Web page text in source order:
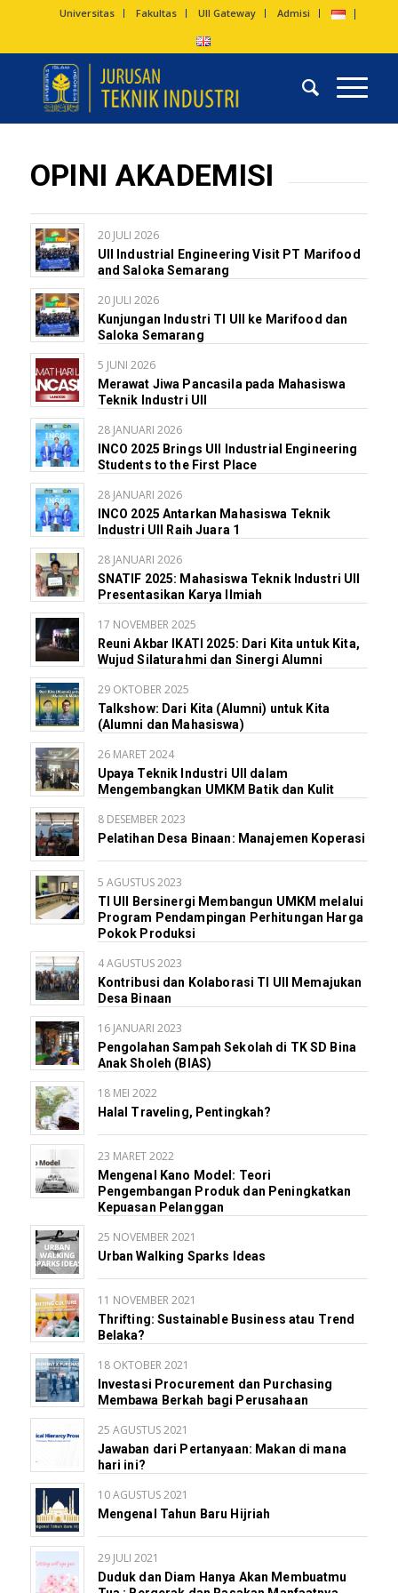
Universitas Fakultas UII Gateway Admisi
OPINI AKADEMISI
20 JULI 2026
UII Industrial Engineering Visit PT Marifood
and Saloka Semarang
20 JULI 2026
Kunjungan Industri TI UII ke Marifood dan
Saloka Semarang
5 JUNI 2026
Merawat Jiwa Pancasila pada Mahasiswa
Teknik Industri UII
28 JANUARI 2026
INCO 2025 Brings UII Industrial Engineering
Students to the First Place
28 JANUARI 2026
INCO 2025 Antarkan Mahasiswa Teknik
Industri UII Raih Juara 1
28 JANUARI 2026
SNATIF 2025: Mahasiswa Teknik Industri UII
Presentasikan Karya Ilmiah
17 NOVEMBER 2025
Reuni Akbar IKATI 2025: Dari Kita untuk Kita,
Wujud Silaturahmi dan Sinergi Alumni
29 OKTOBER 2025
Talkshow: Dari Kita (Alumni) untuk Kita
(Alumni dan Mahasiswa)
26 MARET 2024
Upaya Teknik Industri UII dalam
Mengembangkan UMKM Batik dan Kulit
8 DESEMBER 2023
Pelatihan Desa Binaan: Manajemen Koperasi
5 AGUSTUS 2023
TI UII Bersinergi Membangun UMKM melalui
Program Pendampingan Perhitungan Harga
Pokok Produksi
4 AGUSTUS 2023
Kontribusi dan Kolaborasi TI UII Memajukan
Desa Binaan
16 JANUARI 2023
Pengolahan Sampah Sekolah di TK SD Bina
Anak Sholeh (BIAS)
18 MEI 2022
Halal Traveling, Pentingkah?
23 MARET 2022
Mengenal Kano Model: Teori
Pengembangan Produk dan Peningkatkan
Kepuasan Pelanggan
25 NOVEMBER 2021
Urban Walking Sparks Ideas
11 NOVEMBER 2021
Thrifting: Sustainable Business atau Trend
Belaka?
18 OKTOBER 2021
Investasi Procurement dan Purchasing
Membawa Berkah bagi Perusahaan
25 AGUSTUS 2021
Jawaban dari Pertanyaan: Makan di mana
hari ini?
10 AGUSTUS 2021
Mengenal Tahun Baru Hijriah
29 JULI 2021
Duduk dan Diam Hanya Akan Membuatmu